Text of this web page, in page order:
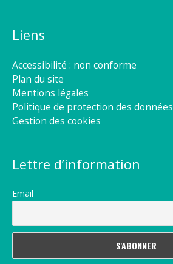
Liens
Accessibilité : non conforme
Plan du site
Mentions légales
Politique de protection des données
Gestion des cookies
Lettre d’information
Email